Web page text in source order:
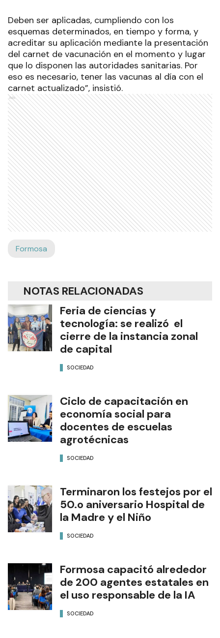
Deben ser aplicadas, cumpliendo con los
esquemas determinados, en tiempo y forma, y
acreditar su aplicación mediante la presentación
del carnet de vacunación en el momento y lugar
que lo disponen las autoridades sanitarias. Por
eso es necesario, tener las vacunas al día con el
carnet actualizado”, insistió.
Ads
Formosa
NOTAS RELACIONADAS
Feria de ciencias y
tecnología: se realizó el
cierre de la instancia zonal
de capital
SOCIEDAD
Ciclo de capacitación en
economía social para
docentes de escuelas
agrotécnicas
SOCIEDAD
Terminaron los festejos por el
50.o aniversario Hospital de
la Madre y el Niño
SOCIEDAD
Formosa capacitó alrededor
de 200 agentes estatales en
el uso responsable de la IA
SOCIEDAD